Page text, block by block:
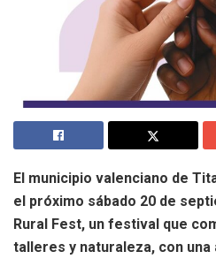
El municipio valenciano de
el próximo sábado 20 de
Rural Fest, un festival que
talleres y naturaleza, con